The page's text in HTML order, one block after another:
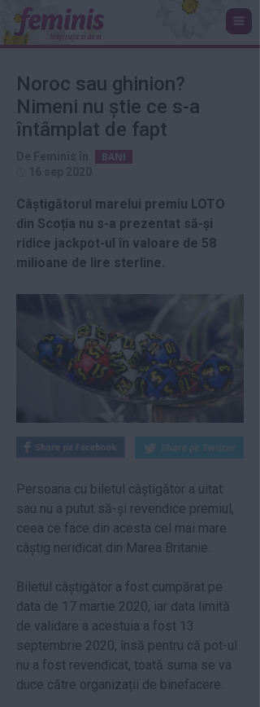
Noroc sau ghinion?
Nimeni nu știe ce s-a
întâmplat de fapt
BANI
Câștigătorul marelui premiu LOTO
din Scoția nu s-a prezentat să-și
ridice jackpot-ul în valoare de 58
milioane de lire sterline.
Persoana cu biletul câștigător a uitat
sau nu a putut să-și revendice premiul,
ceea ce face din acesta cel mai mare
câștig neridicat din Marea Britanie.
Biletul câștigător a fost cumpărat pe
data de 17 martie 2020, iar data limită
de validare a acestuia a fost 13
septembrie 2020, însă pentru că pot-ul
nu a fost revendicat, toată suma se va
duce către organizații de binefacere.